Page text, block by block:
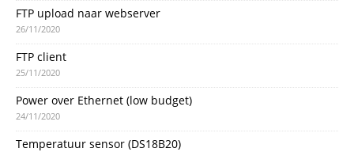
FTP upload naar webserver
26/11/2020
FTP client
25/11/2020
Power over Ethernet (low budget)
24/11/2020
Temperatuur sensor (DS18B20)